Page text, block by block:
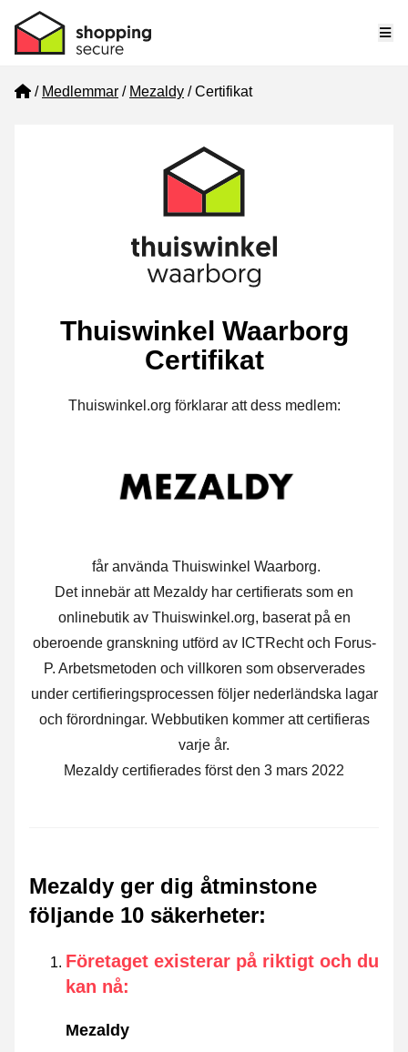
Home
Medlemmar Mezaldy Certifikat
Thuiswinkel Waarborg
Certifikat
Thuiswinkel.org förklarar att dess medlem:
får använda Thuiswinkel Waarborg.
Det innebär att Mezaldy har certifierats som en
onlinebutik av Thuiswinkel.org, baserat på en
oberoende granskning utförd av ICTRecht och Forus-
P. Arbetsmetoden och villkoren som observerades
under certifieringsprocessen följer nederländska lagar
och förordningar. Webbutiken kommer att certifieras
varje år.
Mezaldy certifierades först den 3 mars 2022
Mezaldy ger dig åtminstone
följande 10 säkerheter:
Företaget existerar på riktigt och du
kan nå:
Mezaldy